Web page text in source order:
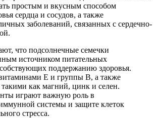
простым и вкусным способом
сердца и сосудов, а также
заболеваний, связанных с сердечно-
что подсолнечные семечки
источником питательных
поддержанию здоровья.
Е и группы B, а также
как магний, цинк и селен.
играют важную роль в
системы и защите клеток
стресса.